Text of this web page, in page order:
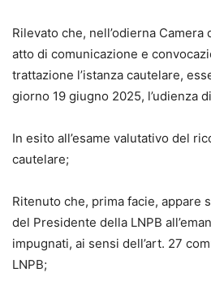
Rilevato che, nell’odierna
atto di comunicazione e
trattazione l’istanza cautelare,
giorno 19 giugno 2025, l’udienza
In esito all’esame valutativo del
cautelare;
Ritenuto che, prima facie, appare
del Presidente della LNPB
impugnati, ai sensi dell’art. 27
LNPB;